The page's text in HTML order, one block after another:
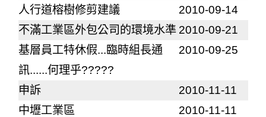
人行道榕樹修剪建議
2010-09-14
不滿工業區外包公司的環境水準 2010-09-21
基層員工特休假...臨時組長通
訊......何理乎?????
2010-09-25
申訴
2010-11-11
中壢工業區
2010-11-11